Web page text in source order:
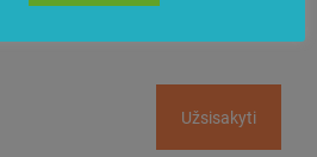
Užsisakyti